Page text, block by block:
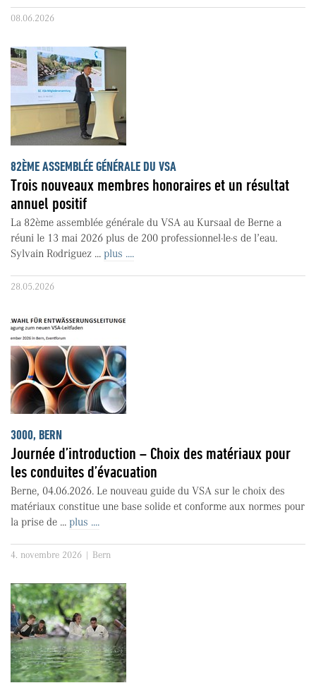
08.06.2026
82ÈME ASSEMBLÉE GÉNÉRALE DU VSA
Trois nouveaux membres honoraires et un résultat
annuel positif
La 82ème assemblée générale du VSA au Kursaal de Berne a
réuni le 13 mai 2026 plus de 200 professionnel·le·s de l’eau.
Sylvain Rodriguez ... plus ....
28.05.2026
3000, BERN
Journée d’introduction – Choix des matériaux pour
les conduites d’évacuation
Berne, 04.06.2026. Le nouveau guide du VSA sur le choix des
matériaux constitue une base solide et conforme aux normes pour
la prise de ... plus ....
4. novembre 2026 | Bern